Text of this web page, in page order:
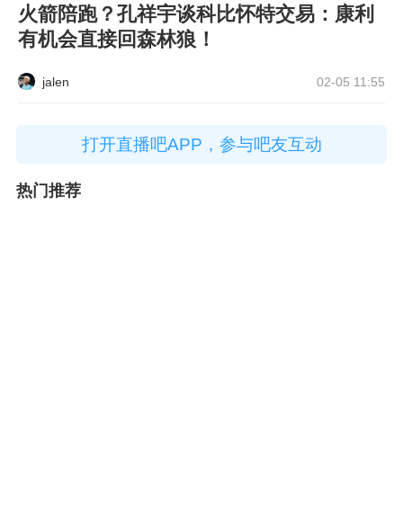
火箭陪跑？孔祥宇谈科比怀特交易：康利
有机会直接回森林狼！
jalen 02-05 11:55
打开直播吧APP，参与吧友互动
热门推荐